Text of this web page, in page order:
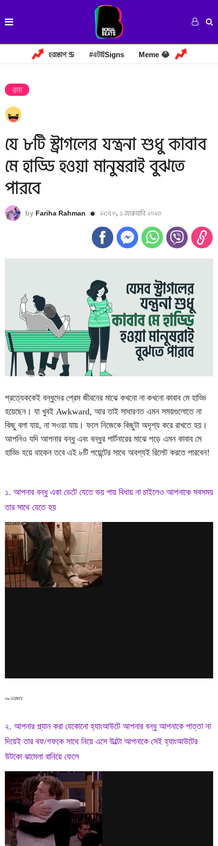
হরস্কোপ ♋ #এটাইSigns Meme 😂
রম্য
যে ৮টি স্ট্রাগলের যন্ত্রনা শুধু কাবাব
মে হাড্ডি হওয়া মানুষরাই বুঝতে
পারবে
by Fariha Rahman ২২:৫০, ১ ফেব্রুয়ারি ২০২৩
প্রত্যেককেই বন্ধুদের প্রেম জীবনের মাঝে কখনো না কখনো কাবাব মে হাড্ডি
হয়েছেন। যা খুবই Awkward, আর তাই সাধারণত এমন সময়গুলোতে না
কিছু বলা যায়, না সওয়া যায়। ফলে নিজেকে কিছুটা অদৃশ্য করে রাখতে হয়।
আপনিও যদি আপনার বন্ধু এবং বন্ধুর পার্টনারের মাঝে পড়ে এমন কাবাব মে
হাড্ডি হয়ে থাকেন তবে এই ৮টি পয়েন্টের সাথে অবশ্যই রিলেট করতে পারবেন!
১. আপনার বন্ধু একা ডেটে যেতে ভয় পায় বিধায় না চাইলেও আপনাকে সবসময়
তার সাথে যেতে হয়
via GIPHY
২. আপনার প্ল্যান করা যেকোনো হ্যাংআউটে আপনার বন্ধু আপনাকে পাত্তা না
দিয়েই তার বফ/গফকে সাথে নিয়ে এসে উল্টো আপনাকে সেই হ্যাংআউটের
উটকো ঝামেলা বানিয়ে ফেলে